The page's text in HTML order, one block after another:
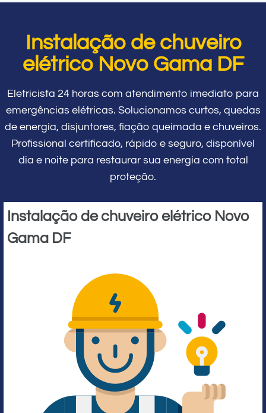
Instalação de chuveiro
elétrico Novo Gama DF
Eletricista 24 horas com atendimento imediato para
emergências elétricas. Solucionamos curtos, quedas
de energia, disjuntores, fiação queimada e chuveiros.
Profissional certificado, rápido e seguro, disponível
dia e noite para restaurar sua energia com total
proteção.
Instalação de chuveiro elétrico Novo
Gama DF